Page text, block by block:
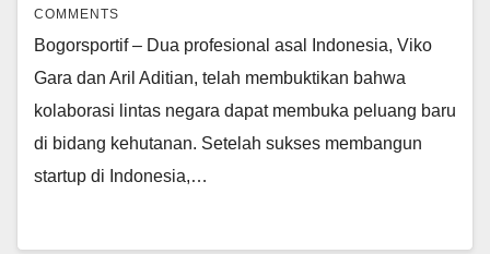
COMMENTS
Bogorsportif – Dua profesional asal Indonesia, Viko
Gara dan Aril Aditian, telah membuktikan bahwa
kolaborasi lintas negara dapat membuka peluang baru
di bidang kehutanan. Setelah sukses membangun
startup di Indonesia,…